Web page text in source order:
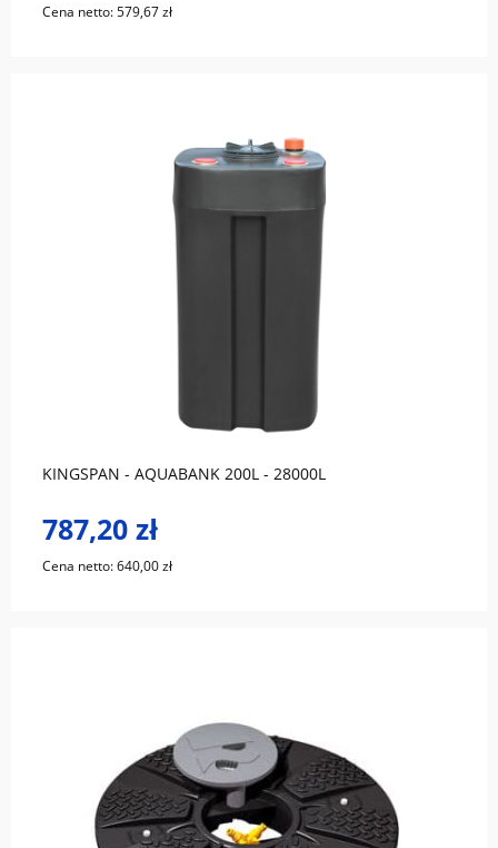
Cena netto:579,67 zł
KINGSPAN - AQUABANK 200L - 28000L
787,20 zł
Cena netto:640,00 zł